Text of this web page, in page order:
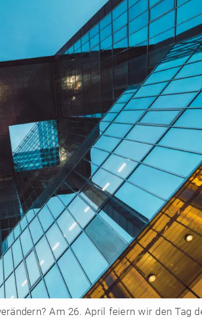
Am 26. April feiern wir den Tag